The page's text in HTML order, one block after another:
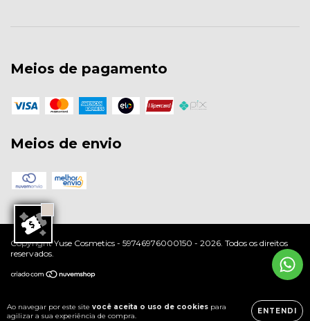
Ao navegar por este site você aceita o uso de cookies para
agilizar a sua experiência de compra.
ENTENDI
Meios de pagamento
Meios de envio
Copyright Yuse Cosmetics - 59746976000150 - 2026. Todos os direitos
reservados.